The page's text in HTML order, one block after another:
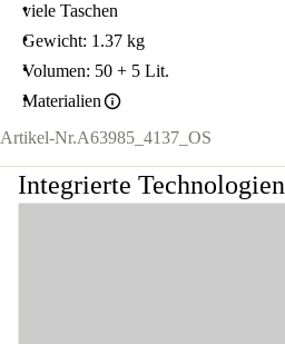
viele Taschen
Gewicht: 1.37 kg
Volumen: 50 + 5 Lit.
Materialien
Artikel-Nr.A63985_4137_OS
Integrierte Technologien